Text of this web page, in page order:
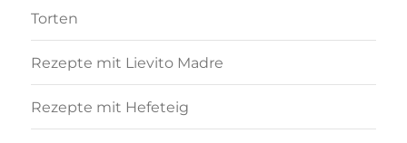
Torten
Rezepte mit Lievito Madre
Rezepte mit Hefeteig